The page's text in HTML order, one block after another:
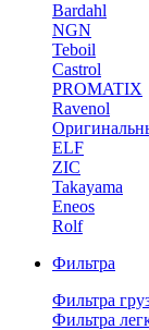
Bardahl
NGN
Teboil
Castrol
PROMATIX
Ravenol
ELF
ZIC
Takayama
Eneos
Rolf
Фильтра
Фильтра
Фильтра